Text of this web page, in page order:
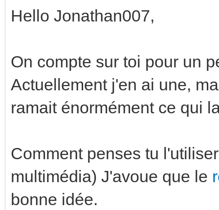
Hello Jonathan007,
On compte sur toi pour un
Actuellement j'en ai une,
ramait énormément ce qui
Comment penses tu
multimédia) J'avoue que le
bonne idée.